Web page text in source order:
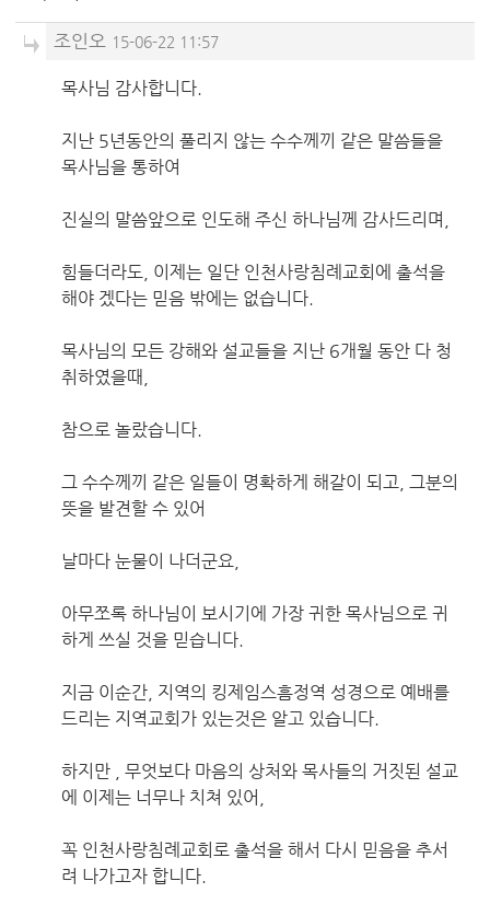
조인오 15-06-22 11:57
목사님 감사합니다.
지난 5년동안의 풀리지 않는 수수께끼 같은 말씀들을
목사님을 통하여
진실의 말씀앞으로 인도해 주신 하나님께 감사드리며,
힘들더라도, 이제는 일단 인천사랑침례교회에 출석을
해야 겠다는 믿음 밖에는 없습니다.
목사님의 모든 강해와 설교들을 지난 6개월 동안 다 청
취하였을때,
참으로 놀랐습니다.
그 수수께끼 같은 일들이 명확하게 해갈이 되고, 그분의
뜻을 발견할 수 있어
날마다 눈물이 나더군요,
아무쪼록 하나님이 보시기에 가장 귀한 목사님으로 귀
하게 쓰실 것을 믿습니다.
지금 이순간, 지역의 킹제임스흠정역 성경으로 예배를
드리는 지역교회가 있는것은 알고 있습니다.
하지만 , 무엇보다 마음의 상처와 목사들의 거짓된 설교
에 이제는 너무나 치쳐 있어,
꼭 인천사랑침례교회로 출석을 해서 다시 믿음을 추서
려 나가고자 합니다.